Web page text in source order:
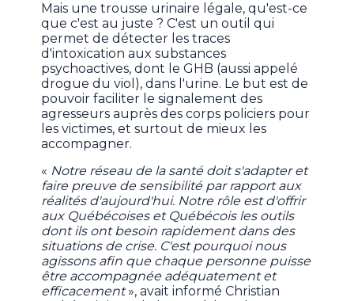
Mais une trousse urinaire légale, qu'est-ce
que c'est au juste ? C'est un outil qui
permet de détecter les traces
d'intoxication aux substances
psychoactives, dont le GHB (aussi appelé
drogue du viol), dans l'urine. Le but est de
pouvoir faciliter le signalement des
agresseurs auprès des corps policiers pour
les victimes, et surtout de mieux les
accompagner.
« Notre réseau de la santé doit s'adapter et
faire preuve de sensibilité par rapport aux
réalités d'aujourd'hui. Notre rôle est d'offrir
aux Québécoises et Québécois les outils
dont ils ont besoin rapidement dans des
situations de crise. C'est pourquoi nous
agissons afin que chaque personne puisse
être accompagnée adéquatement et
efficacement», avait informé Christian